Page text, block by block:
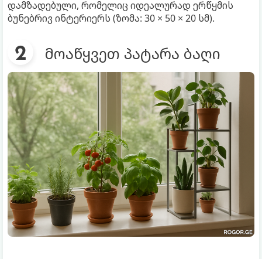
დამზადებული, რომელიც იდეალურად ერწყმის
ბუნებრივ ინტერიერს (ზომა: 30 × 50 × 20 სმ).
მოაწყვეთ პატარა ბაღი